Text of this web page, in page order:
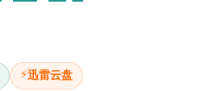
⚡迅雷云盘